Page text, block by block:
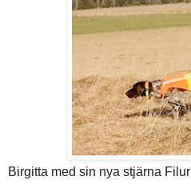
Birgitta med sin nya stjärna Filur